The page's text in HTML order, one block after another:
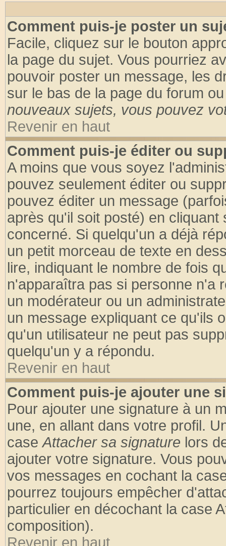
Comment puis-je poster un
Facile, cliquez sur le bouton
la page du sujet. Vous pourriez
pouvoir poster un message, les
sur le bas de la page du forum
nouveaux sujets, vous pouvez
Revenir en haut
Comment puis-je éditer ou
A moins que vous soyez
pouvez seulement éditer ou
pouvez éditer un message
après qu'il soit posté) en
concerné. Si quelqu'un a déjà
un petit morceau de texte en
lire, indiquant le nombre de fois
n'apparaîtra pas si personne n'a
un modérateur ou un
un message expliquant ce qu'ils
qu'un utilisateur ne peut pas
quelqu'un y a répondu.
Revenir en haut
Comment puis-je ajouter une
Pour ajouter une signature à un
une, en allant dans votre profil.
caseAttacher sa signature lors
ajouter votre signature. Vous
vos messages en cochant la
pourrez toujours empêcher
particulier en décochant la case
composition).
Revenir en haut